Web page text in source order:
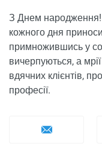
З Днем народження!
кожного дня
примножившись у
вичерпуються, а
вдячних клієнтів,
професії.